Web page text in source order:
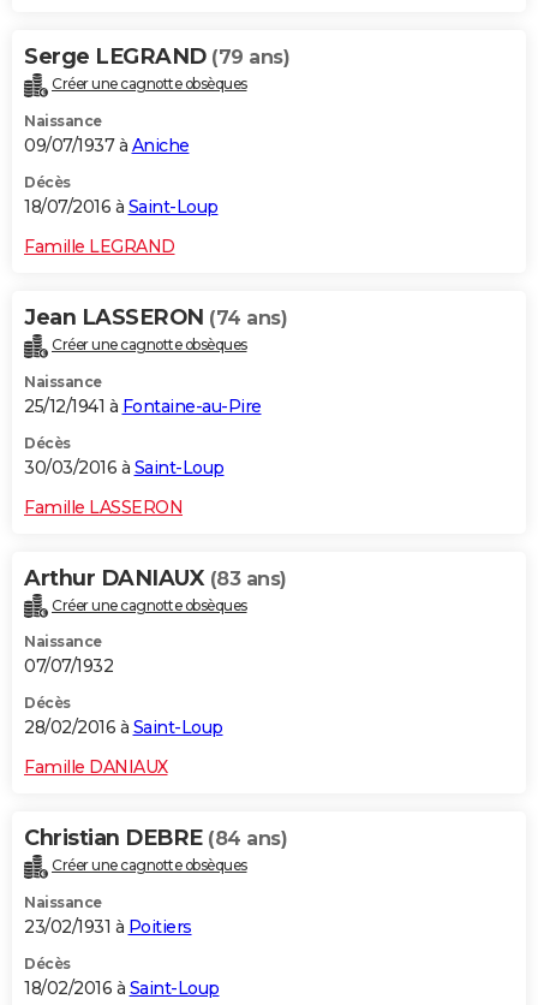
Serge LEGRAND (79 ans)
Créer une cagnotte obsèques
Naissance
09/07/1937 à Aniche
Décès
18/07/2016 à Saint-Loup
Famille LEGRAND
Jean LASSERON (74 ans)
Créer une cagnotte obsèques
Naissance
25/12/1941 à Fontaine-au-Pire
Décès
30/03/2016 à Saint-Loup
Famille LASSERON
Arthur DANIAUX (83 ans)
Créer une cagnotte obsèques
Naissance
07/07/1932
Décès
28/02/2016 à Saint-Loup
Famille DANIAUX
Christian DEBRE (84 ans)
Créer une cagnotte obsèques
Naissance
23/02/1931 à Poitiers
Décès
18/02/2016 à Saint-Loup